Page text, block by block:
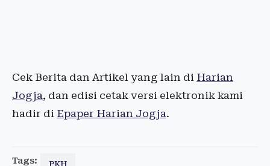
Cek Berita dan Artikel yang lain di Harian
Jogja, dan edisi cetak versi elektronik kami
hadir di Epaper Harian Jogja.
Tags: PKH